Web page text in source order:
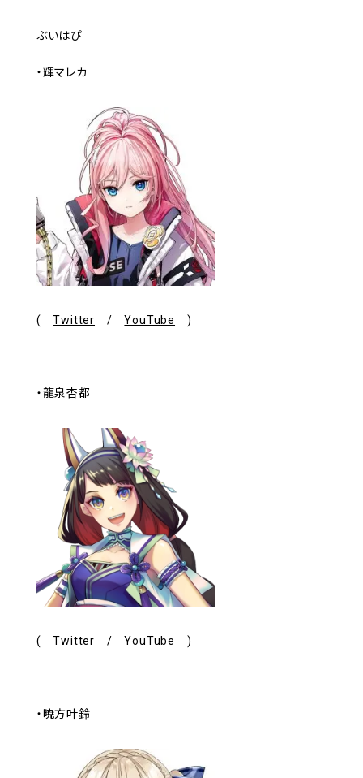
ぶいはぴ
・輝マレカ
(Twitter /YouTube )
・龍泉杏都
(Twitter /YouTube )
・暁方叶鈴